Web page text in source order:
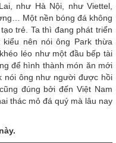
như Hà Nội, như Viettel,
Một nền bóng đá không
trẻ. Ta thì đang phát triển
nên nói ông Park thừa
léo như một đầu bếp tài
để hình thành món ăn mới
nói ông như người được hồi
đúng bởi đến Việt Nam
thác mỏ đá quý mà lâu nay